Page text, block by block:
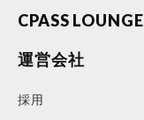
CPASS LOUNGE
運営会社
採用